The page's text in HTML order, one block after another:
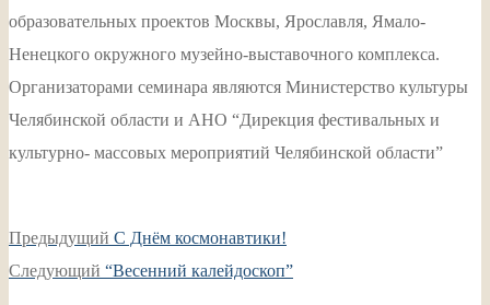
образовательных проектов Москвы, Ярославля, Ямало-
Ненецкого окружного музейно-выставочного комплекса.
Организаторами семинара являются Министерство культуры
Челябинской области и АНО “Дирекция фестивальных и
культурно- массовых мероприятий Челябинской области”
Навигация
по
Предыдущий Предыдущая
запись:
С Днём космонавтики!
Следующий Следующая
“Весенний калейдоскоп”